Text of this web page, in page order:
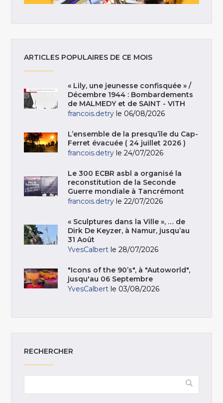
ARTICLES POPULAIRES DE CE MOIS
« Lily, une jeunesse confisquée » /
Décembre 1944 : Bombardements
de MALMEDY et de SAINT - VITH
francois.detry le 06/08/2026
L’ensemble de la presqu’île du Cap-
Ferret évacuée ( 24 juillet 2026 )
francois.detry le 24/07/2026
Le 300 ECBR asbl a organisé la
reconstitution de la Seconde
Guerre mondiale à Tancrémont
francois.detry le 22/07/2026
« Sculptures dans la Ville », … de
Dirk De Keyzer, à Namur, jusqu’au
31 Août
YvesCalbert le 28/07/2026
"Icons of the 90’s", à "Autoworld",
jusqu'au 06 Septembre
YvesCalbert le 03/08/2026
RECHERCHER